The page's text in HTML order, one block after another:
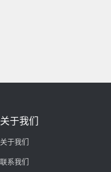
关于我们
关于我们
联系我们